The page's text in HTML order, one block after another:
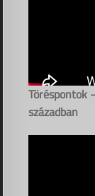
Töréspontok
században